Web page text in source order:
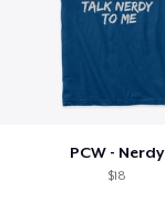
PCW - Nerdy
$18